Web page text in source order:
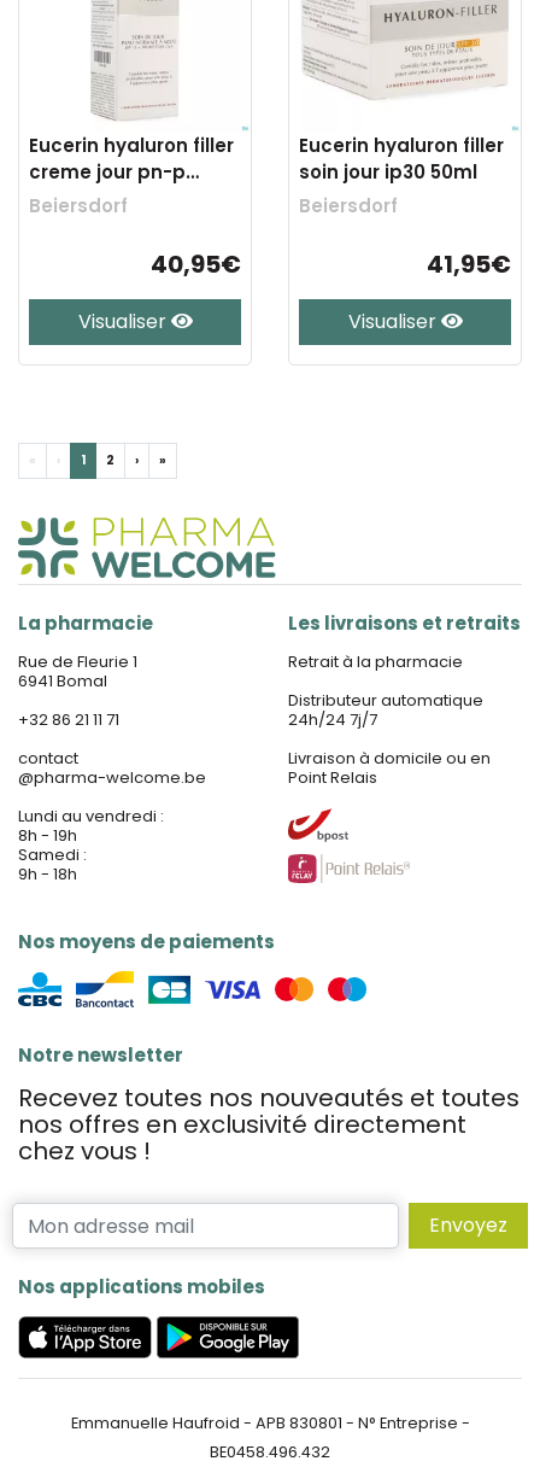
Eucerin hyaluron filler
creme jour pn-p
mixte 50ml
Beiersdorf
40,95€
Visualiser
Eucerin hyaluron filler
soin jour ip30 50ml
Beiersdorf
41,95€
Visualiser
« ‹ 1 2 › »
La pharmacie
Rue de Fleurie 1
6941 Bomal
+32 86 21 11 71
contact
@pharma-welcome.be
Lundi au vendredi :
8h - 19h
Samedi :
9h - 18h
Nos moyens de paiements
Les livraisons et retraits
Retrait à la pharmacie
Distributeur automatique
24h/24 7j/7
Livraison à domicile ou en
Point Relais
Notre newsletter
Recevez toutes nos nouveautés et toutes
nos offres en exclusivité directement
chez vous !
Envoyez
Nos applications mobiles
Emmanuelle Haufroid - APB 830801 - N° Entreprise -
BE0458.496.432